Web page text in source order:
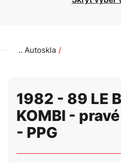
Autoskla
1982 - 89 LE
KOMBI -
- PPG